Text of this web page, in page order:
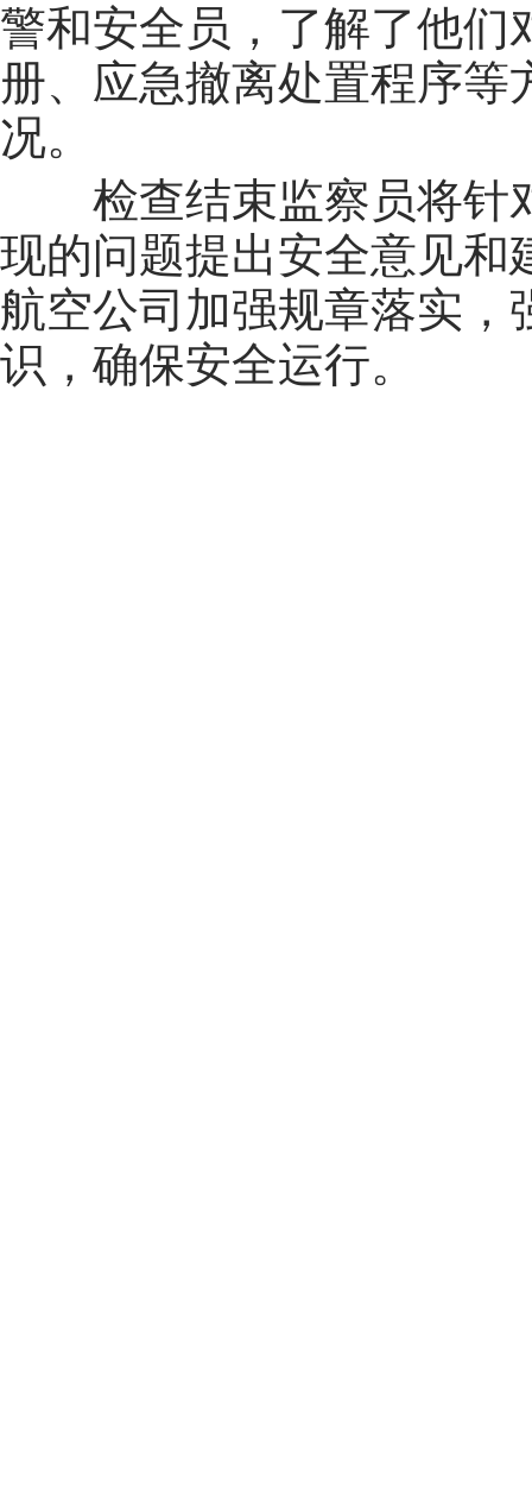
警和安全员，了解了他们
册、应急撤离处置程序等
况。
检查结束监察员将针
现的问题提出安全意见和
航空公司加强规章落实，
识，确保安全运行。